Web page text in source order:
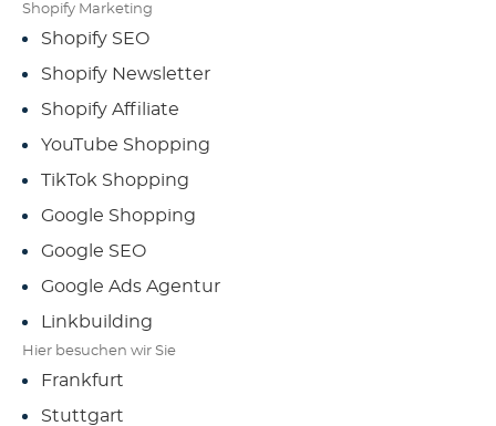
Shopify Marketing
Shopify SEO
Shopify Newsletter
Shopify Affiliate
YouTube Shopping
TikTok Shopping
Google Shopping
Google SEO
Google Ads Agentur
Linkbuilding
Hier besuchen wir Sie
Frankfurt
Stuttgart